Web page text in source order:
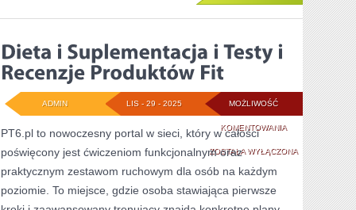
MOŻLIWOŚĆ
KOMENTOWANIADIETA
I
SUPLEMENTACJA
ZOSTAŁA WYŁĄCZONA
LIS - 29 - 2025
ADMIN
PT6.pl to nowoczesny portal w sieci, który w całości
poświęcony jest ćwiczeniom funkcjonalnym oraz
praktycznym zestawom ruchowym dla osób na każdym
poziomie. To miejsce, gdzie osoba stawiająca pierwsze